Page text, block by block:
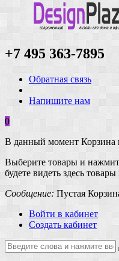
+7 495 363-7895
Обратная связь
Напишите нам
0
В данный момент Корзина
Выберите товары и
будете видеть здесь
Сообщение: Пустая
Войти в кабинет
Создать кабинет